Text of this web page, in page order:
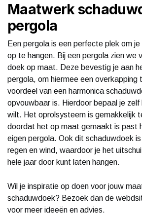
Maatwerk
pergola
Een pergola is een perfecte plek om
op te hangen. Bij een pergola zien we
doek op maat. Deze bevestig je aan
pergola, om hiermee een overkapping
voordeel van een harmonica
opvouwbaar is. Hierdoor bepaal je zelf
wilt. Het oprolsysteem is gemakkelijk
doordat het op maat gemaakt is past
eigen pergola. Ook dit schaduwdoek
regen en wind, waardoor je het
hele jaar door kunt laten hangen.
Wil je inspiratie op doen voor jouw
schaduwdoek? Bezoek dan de
voor meer ideeën en advies.